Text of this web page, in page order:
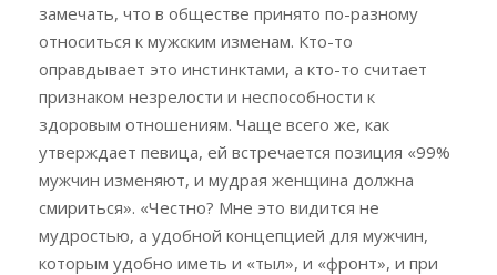
замечать, что в обществе принято по-разному
относиться к мужским изменам. Кто-то
оправдывает это инстинктами, а кто-то считает
признаком незрелости и неспособности к
здоровым отношениям. Чаще всего же, как
утверждает певица, ей встречается позиция «99%
мужчин изменяют, и мудрая женщина должна
смириться». «Честно? Мне это видится не
мудростью, а удобной концепцией для мужчин,
которым удобно иметь и «тыл», и «фронт», и при